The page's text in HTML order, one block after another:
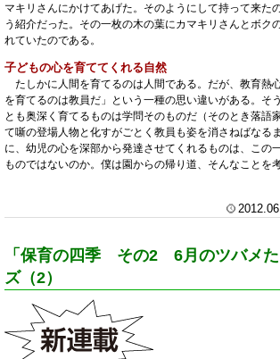
マキリさんにかけてあげた。そのようにして持って来た
う紹介だった。その一枚の木の葉にカマキリさんとボク
れていたのである。
子どもの心を育ててくれる自然
たしかに人間を育てるのは人間である。だが、教育熱
を育てるのは教員だ」という一種の思い違いがある。そ
とも奥深く育てるものは学問そのものだ（そのとき落語
て噺の登場人物と化すがごとく教員も姿を消さねばなる
に、幼児の心を深部から発達させてくれるものは、この
ものではないのか。僕は園からの帰り道、そんなことを
「保育の四季 その2 6月のツバメ
ズ（2）